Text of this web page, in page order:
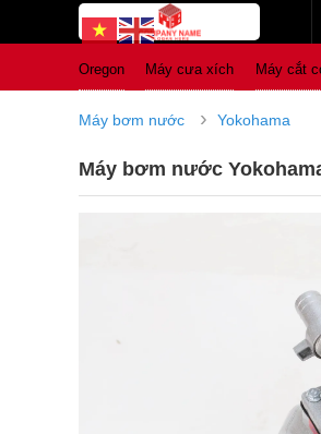
Oregon Máy cưa xích Máy cắt
Máy bơm nước › Yokohama
Máy bơm nước